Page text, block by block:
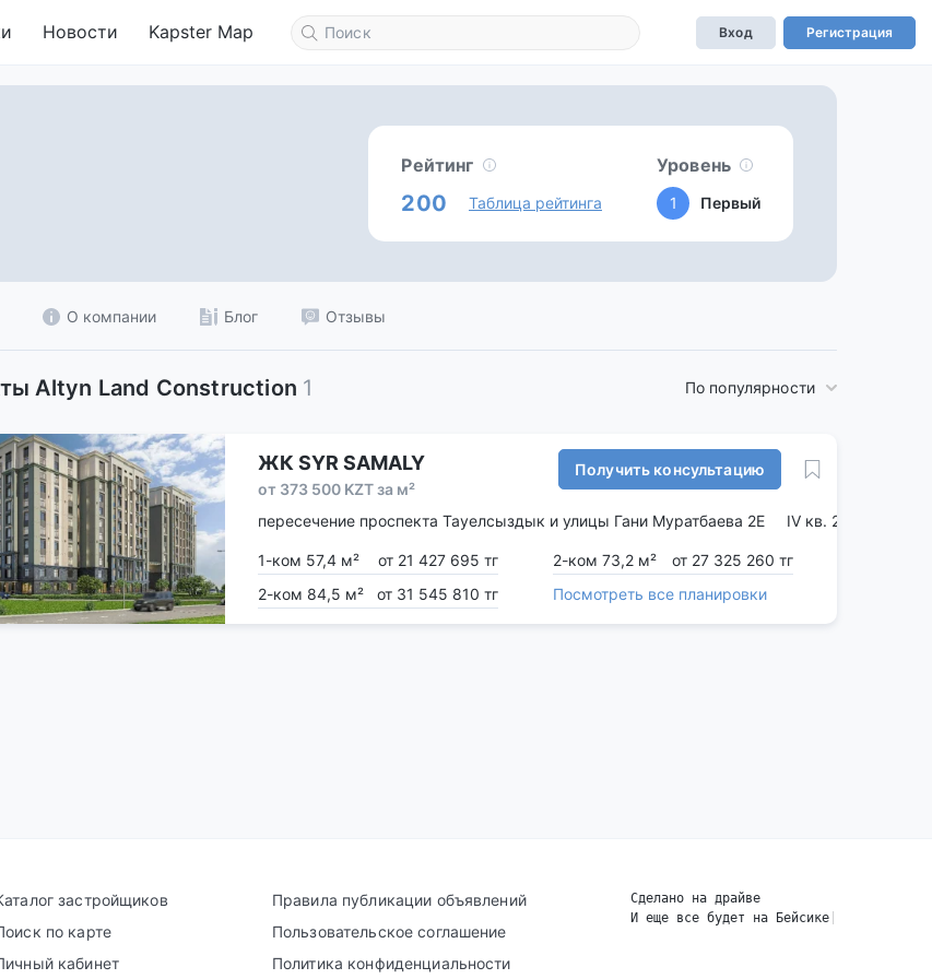
Новости Kapster Map Вход Регистрация
Рейтинг
200 Таблица рейтинга
Уровень
1 Первый
О компании Блог Отзывы
Altyn Land Construction 1 По популярности
ЖК SYR SAMALY
от 373 500 KZT за м²
Получить консультацию
пересечение проспекта Тауелсыздык и улицы Гани Муратбаева 2Е IV кв. 2025
1-ком 57,4 м² от 21 427 695 тг 2-ком 73,2 м²
от 27 325 260 тг
2-ком 84,5 м²
от 31 545 810 тг Посмотреть все планировки
застройщиков
по карте
кабинет
Правила публикации объявлений
Пользовательское соглашение
Политика конфиденциальности
Сделано на драйве
И еще все будет на Бейсике